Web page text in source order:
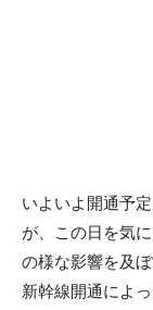
いよいよ開通予
が、この日を気
の様な影響を及ぼ
新幹線開通によ